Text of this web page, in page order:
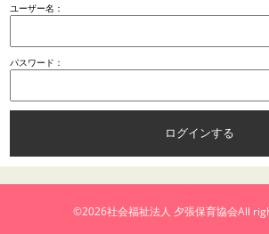
ユーザー名：
パスワード：
©2026社会福祉法人 夕張保育協会All